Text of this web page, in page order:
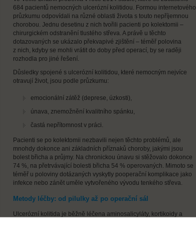
684 pacientů nemocných ulcerózní kolitidou. Formou internetového
průzkumu odpovídali na různé oblasti života s touto nepříjemnou
chorobou. Jednu desetinu z nich tvořili pacienti po kolektomii –
chirurgickém odstranění tlustého střeva. A právě u těchto
dotazovaných se ukázalo překvapivé zjištění – téměř polovina
z nich, kdyby se mohli vrátit do doby před operací, by se raději
rozhodla pro jiné řešení.
Důsledky spojené s ulcerózní kolitidou, které nemocným nejvíce
otravují život, jsou podle průzkumu:
emocionální zátěž (deprese, úzkosti),
únava, znemožnění kvalitního spánku,
častá nepřítomnost v práci.
Pacienti se po kolektomii nezbavili nejen těchto problémů, ale
mnohdy dokonce ani základních příznaků choroby, jakými jsou
bolest břicha a průjmy. Na chronickou únavu si stěžovalo dokonce
74 %, na přetrvávající bolesti břicha 54 % operovaných. Mimoto se
téměř u poloviny dotázaných vyskytly pooperační komplikace jako
infekce nebo zánět uměle vytvořeného vývodu tenkého střeva.
Metody léčby: od pilulky až po operační sál
Ulcerózní kolitida je běžně léčena aminosalicyláty, kortikoidy a